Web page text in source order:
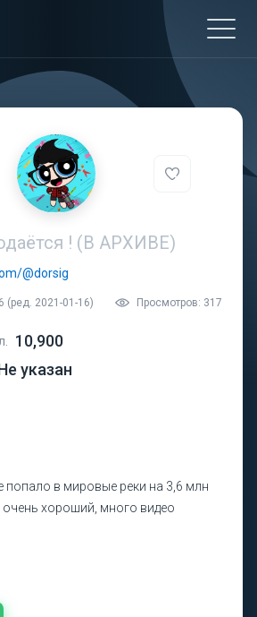
! (В АРХИВЕ)
@dorsig
(ред. 2021-01-16) Просмотров: 317
10,900
указан
попало в мировые реки на 3,6 млн
хороший, много видео